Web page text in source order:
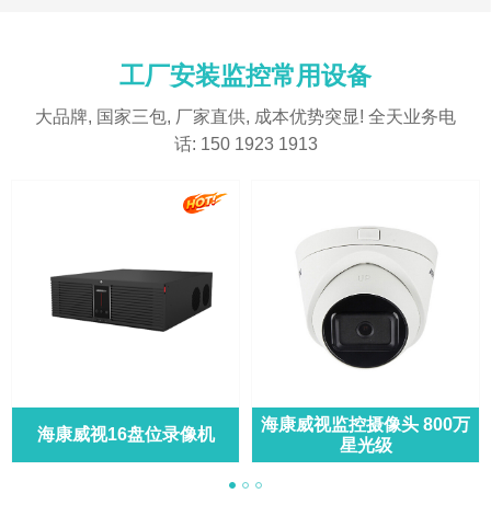
工厂安装监控常用设备
大品牌, 国家三包, 厂家直供, 成本优势突显! 全天业务电
话: 150 1923 1913
海康威视16盘位录像机
海康威视监控摄像头 800万
星光级